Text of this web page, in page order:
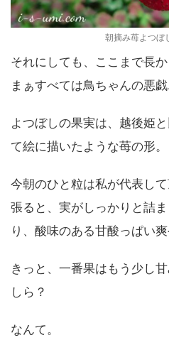
朝摘み苺よつぼ
それにしても、ここまで長か
まぁすべては鳥ちゃんの悪戯
よつぼしの果実は、越後姫
て絵に描いたような苺の形。
今朝のひと粒は私が代表し
張ると、実がしっかりと詰
り、酸味のある甘酸っぱい
きっと、一番果はもう少し
しら？
なんて。